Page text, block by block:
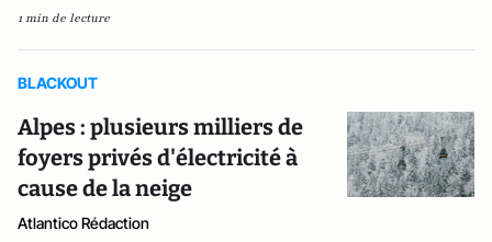
1 min de lecture
BLACKOUT
Alpes : plusieurs milliers de
foyers privés d'électricité à
cause de la neige
Atlantico Rédaction